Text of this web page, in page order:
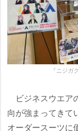
『ニジガ
ビジネスウエア
向が強まってきて
オーダースーツに